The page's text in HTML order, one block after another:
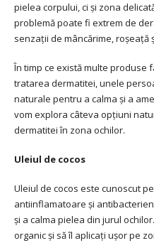
pielea corpului, ci și zona
problemă poate fi extrem de
senzații de mâncărime, roșeață
În timp ce există multe produse
tratarea dermatitei, unele
naturale pentru a calma și a
vom explora câteva opțiuni
dermatitei în zona ochilor.
Uleiul de cocos
Uleiul de cocos este cunoscut
antiinflamatoare și
și a calma pielea din jurul
organic și să îl aplicați ușor pe